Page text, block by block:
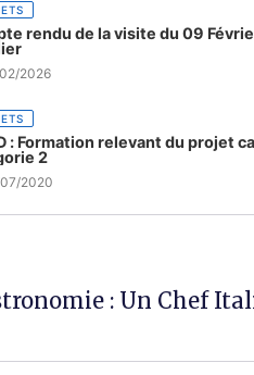
rendu de la visite du 09
2026
: Formation relevant du projet
2
2020